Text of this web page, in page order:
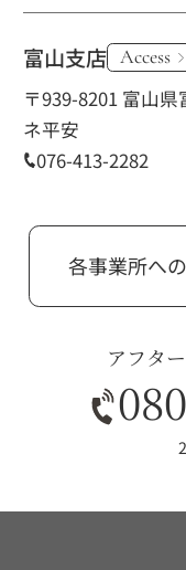
富山支店 Access
〒939-8201 富山
ネ平安
076-413-2282
各事業所へ
アフタ